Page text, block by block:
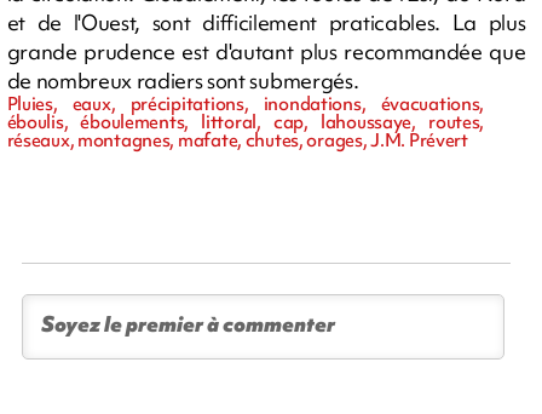
et de l'Ouest, sont difficilement praticables. La plus
grande prudence est d'autant plus recommandée que
de nombreux radiers sont submergés.
Pluies, eaux, précipitations, inondations, évacuations,
éboulis, éboulements, littoral, cap, lahoussaye, routes,
réseaux, montagnes, mafate, chutes, orages, J.M. Prévert